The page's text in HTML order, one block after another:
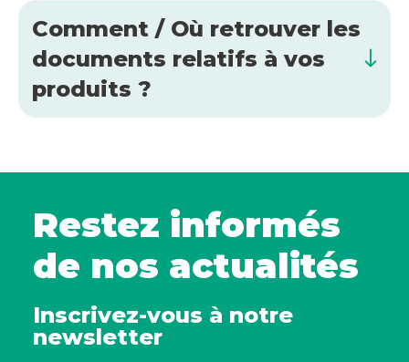
Comment / Où retrouver les
documents relatifs à vos
produits ?
Restez informés
de nos actualités
Inscrivez-vous à notre
newsletter